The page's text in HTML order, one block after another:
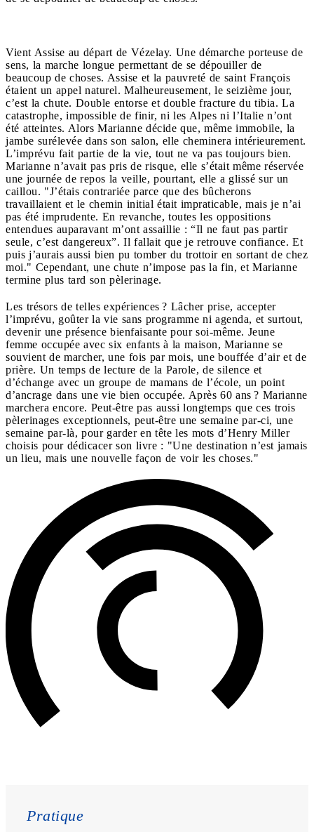
Vient Assise au départ de Vézelay. Une démarche porteuse de
sens, la marche longue permettant de se dépouiller de
beaucoup de choses. Assise et la pauvreté de saint François
étaient un appel naturel. Malheureusement, le seizième jour,
c’est la chute. Double entorse et double fracture du tibia. La
catastrophe, impossible de finir, ni les Alpes ni l’Italie n’ont
été atteintes. Alors Marianne décide que, même immobile, la
jambe surélevée dans son salon, elle cheminera intérieurement.
L’imprévu fait partie de la vie, tout ne va pas toujours bien.
Marianne n’avait pas pris de risque, elle s’était même réservée
une journée de repos la veille, pourtant, elle a glissé sur un
caillou. "J’étais contrariée parce que des bûcherons
travaillaient et le chemin initial était impraticable, mais je n’ai
pas été imprudente. En revanche, toutes les oppositions
entendues auparavant m’ont assaillie : “Il ne faut pas partir
seule, c’est dangereux”. Il fallait que je retrouve confiance. Et
puis j’aurais aussi bien pu tomber du trottoir en sortant de chez
moi." Cependant, une chute n’impose pas la fin, et Marianne
termine plus tard son pèlerinage.
Les trésors de telles expériences ? Lâcher prise, accepter
l’imprévu, goûter la vie sans programme ni agenda, et surtout,
devenir une présence bienfaisante pour soi-même. Jeune
femme occupée avec six enfants à la maison, Marianne se
souvient de marcher, une fois par mois, une bouffée d’air et de
prière. Un temps de lecture de la Parole, de silence et
d’échange avec un groupe de mamans de l’école, un point
d’ancrage dans une vie bien occupée. Après 60 ans ? Marianne
marchera encore. Peut-être pas aussi longtemps que ces trois
pèlerinages exceptionnels, peut-être une semaine par-ci, une
semaine par-là, pour garder en tête les mots d’Henry Miller
choisis pour dédicacer son livre : "Une destination n’est jamais
un lieu, mais une nouvelle façon de voir les choses."
Pratique